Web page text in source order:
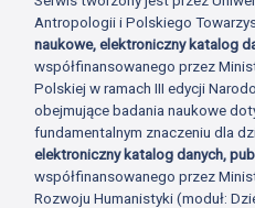
Profil Facebook
Antropologii i Polskiego
naukowe, elektroniczny katalog
współfinansowanego przez
Polskiej w ramach III edycji
obejmujące badania naukowe
fundamentalnym znaczeniu dla
elektroniczny katalog danych,
współfinansowanego przez
Rozwoju Humanistyki (moduł: